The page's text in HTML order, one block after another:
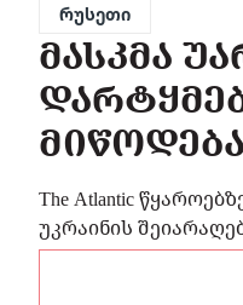
რუსეთი
ᲛᲐᲡᲙᲛᲐ
The Atlantic
უკრაინის